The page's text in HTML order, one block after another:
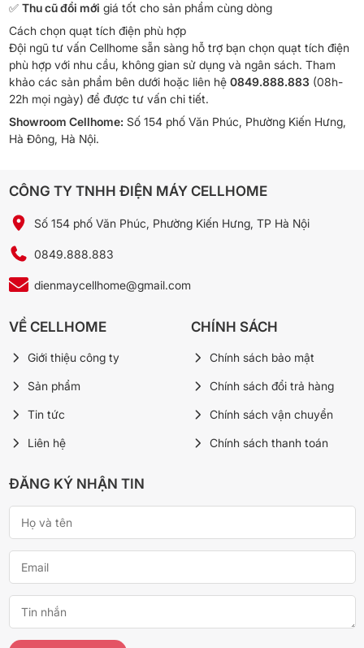
✅ Thu cũ đổi mới giá tốt cho sản phẩm cùng dòng
Cách chọn quạt tích điện phù hợp
Đội ngũ tư vấn Cellhome sẵn sàng hỗ trợ bạn chọn quạt tích điện
phù hợp với nhu cầu, không gian sử dụng và ngân sách. Tham
khảo các sản phẩm bên dưới hoặc liên hệ 0849.888.883(08h-
22h mọi ngày) để được tư vấn chi tiết.
Showroom Cellhome: Số 154 phố Văn Phúc, Phường Kiến Hưng,
Hà Đông, Hà Nội.
CÔNG TY TNHH ĐIỆN MÁY CELLHOME
Số 154 phố Văn Phúc, Phường Kiến Hưng, TP Hà Nội
0849.888.883
dienmaycellhome@gmail.com
VỀ CELLHOME
Giới thiệu công ty
Sản phẩm
Tin tức
Liên hệ
CHÍNH SÁCH
Chính sách bảo mật
Chính sách đổi trả hàng
Chính sách vận chuyển
Chính sách thanh toán
ĐĂNG KÝ NHẬN TIN